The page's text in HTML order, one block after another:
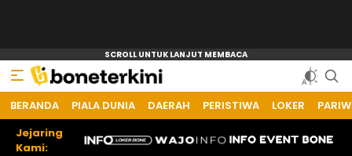
BERANDA PIALA DUNIA DAERAH PERISTIWA LOKER
Jejaring
Kami: